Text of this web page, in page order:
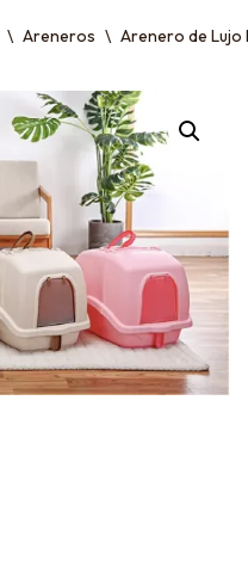
\ Areneros \ Arenero de Lujo